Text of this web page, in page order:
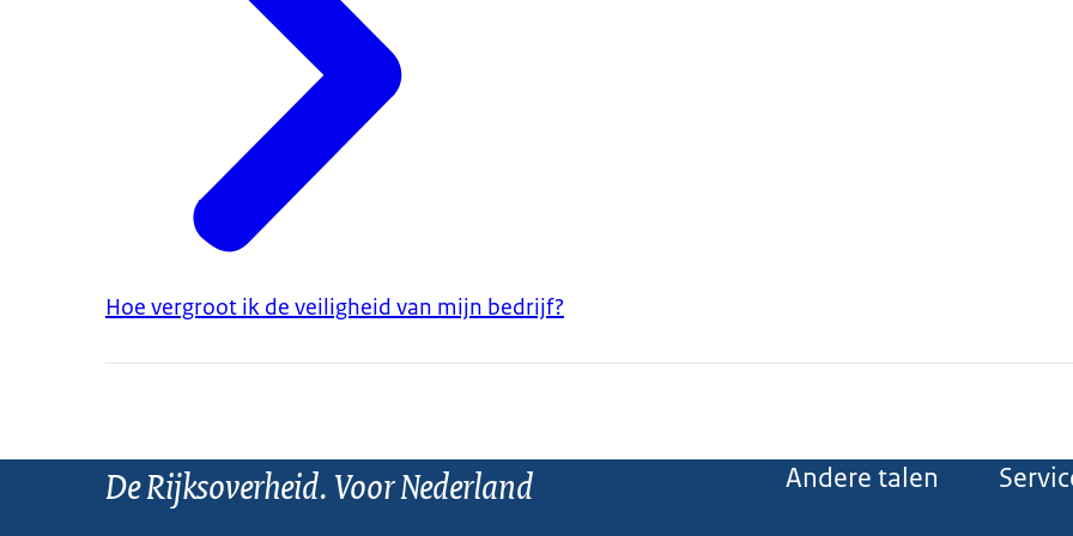
Hoe vergroot ik de veiligheid van mijn bedrijf?
De Rijksoverheid. Voor Nederland Andere talen